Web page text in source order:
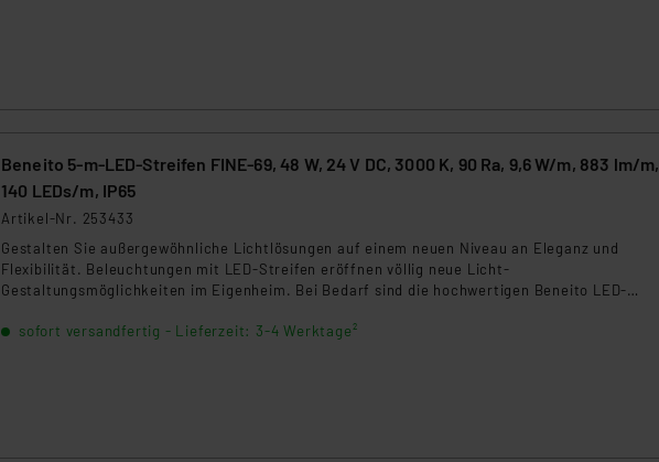
Beneito 5-m-LED-Streifen FINE-69, 48 W, 24 V DC, 3000 K, 90 Ra, 9,6 W/m, 883 lm/m,
140 LEDs/m, IP65
Artikel-Nr. 253433
Gestalten Sie außergewöhnliche Lichtlösungen auf einem neuen Niveau an Eleganz und
Flexibilität. Beleuchtungen mit LED-Streifen eröffnen völlig neue Licht-
Gestaltungsmöglichkeiten im Eigenheim. Bei Bedarf sind die hochwertigen Beneito LED-
Gestaltungsmöglichkeiten zur Verfügung stehen.
sofort versandfertig - Lieferzeit: 3-4 Werktage²